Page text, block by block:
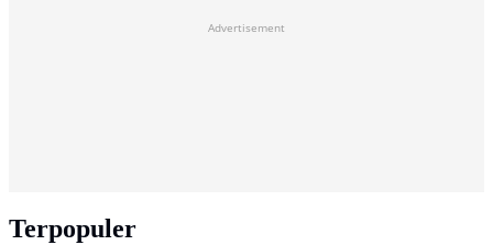
Advertisement
Terpopuler